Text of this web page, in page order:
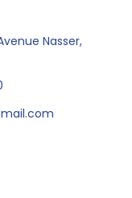
Nasser,